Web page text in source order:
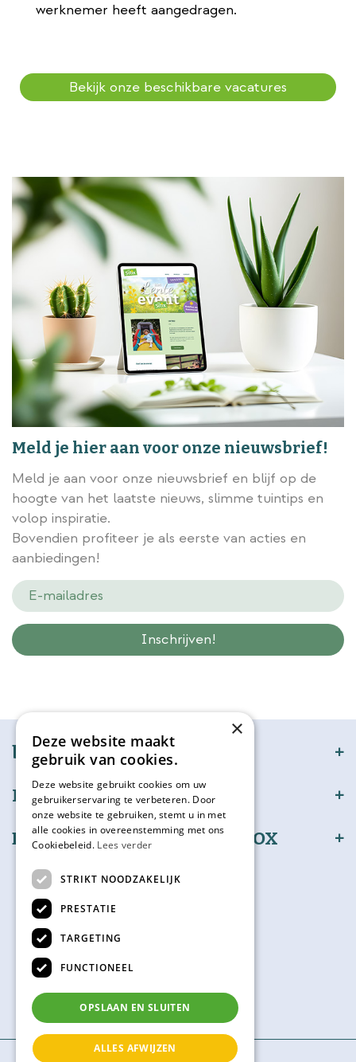
werknemer heeft aangedragen.
Bekijk onze beschikbare vacatures
Meld je hier aan voor onze nieuwsbrief!
Meld je aan voor onze nieuwsbrief en blijf op de
hoogte van het laatste nieuws, slimme tuintips en
volop inspiratie.
Bovendien profiteer je als eerste van acties en
aanbiedingen!
bijSTOX
Klantenservice
Bestel en betaal veilig bijSTOX
Volg ons
Check hier je saldo
×
Deze website maakt
gebruik van cookies.
Deze website gebruikt cookies om uw
gebruikerservaring te verbeteren. Door
onze website te gebruiken, stemt u in met
alle cookies in overeenstemming met ons
Cookiebeleid. Lees verder
STRIKT NOODZAKELIJK
PRESTATIE
TARGETING
FUNCTIONEEL
OPSLAAN EN SLUITEN
ALLES AFWIJZEN